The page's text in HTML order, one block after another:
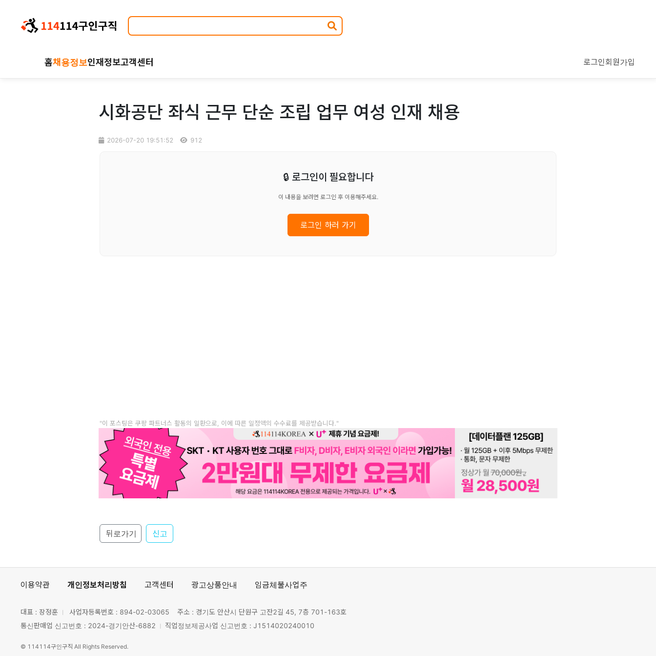
홈채용정보인재정보고객센터 로그인회원가입
시화공단 좌식 근무 단순 조립 업무 여성 인재 채용
2026-07-20 19:51:52 912
🔒 로그인이 필요합니다
이 내용을 보려면 로그인 후 이용해주세요.
로그인 하러 가기
"이 포스팅은 쿠팡 파트너스 활동의 일환으로, 이에 따른 일정액의 수수료를 제공받습니다."
뒤로가기 신고
이용약관 개인정보처리방침 고객센터 광고상품안내 임금체불사업주
대표 : 장정훈 사업자등록번호 : 894-02-03065
주소 : 경기도 안산시 단원구 고잔2길 45, 7층 701-163호
통신판매업 신고번호 : 2024-경기안산-6882
직업정보제공사업 신고번호 : J1514020240010
© 114114구인구직 All Rights Reserved.